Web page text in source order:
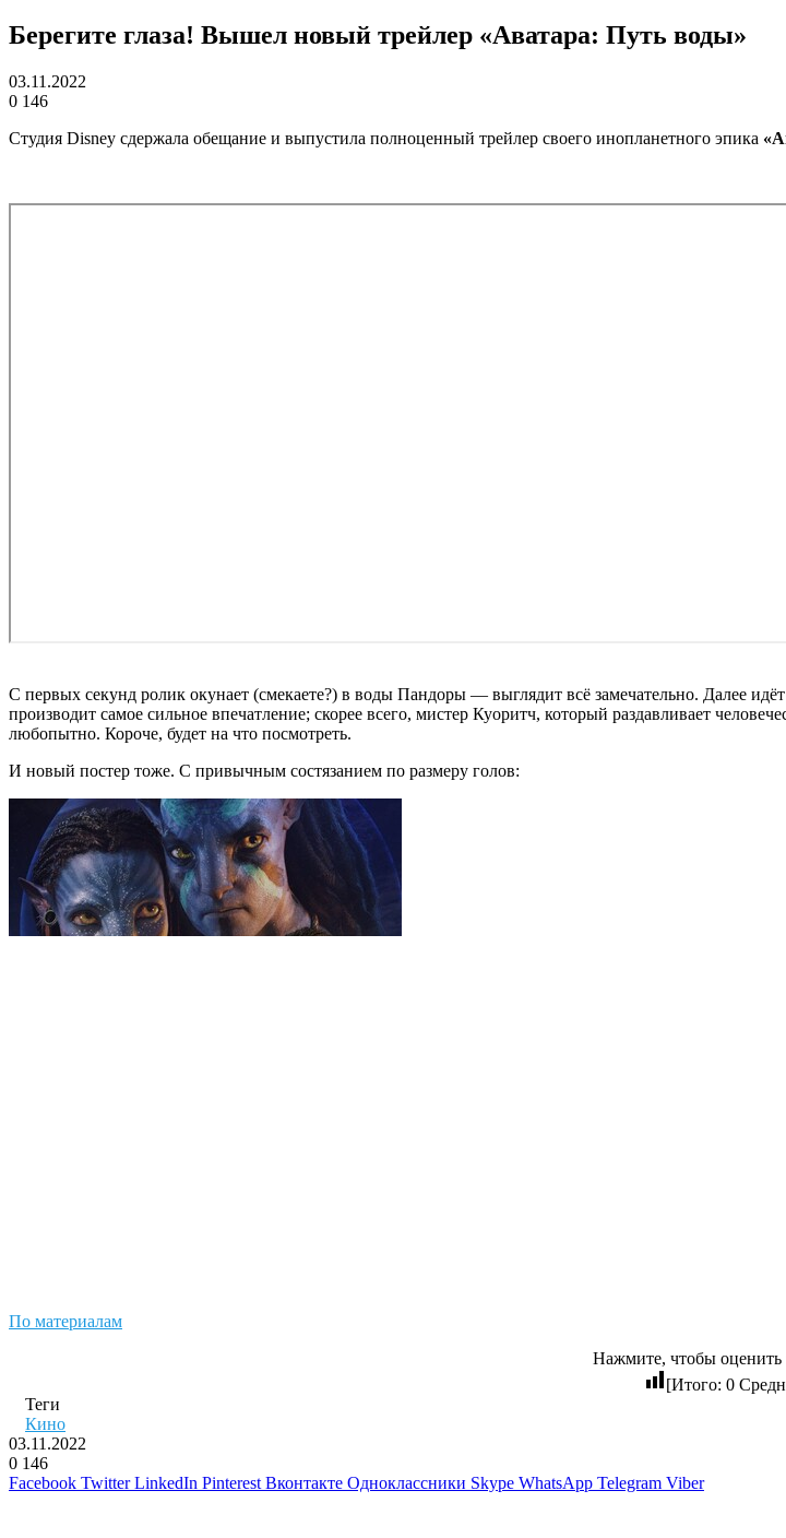
Берегите глаза! Вышел новый трейлер «Аватара: Путь воды»
03.11.2022
0 146
Студия Disney сдержала обещание и выпустила полноценный трейлер своего инопланетного эпика
С первых секунд ролик окунает (смекаете?) в воды Пандоры — выглядит всё замечательно. Далее
производит самое сильное впечатление; скорее всего, мистер Куоритч, который раздавливает
любопытно. Короче, будет на что посмотреть.
И новый постер тоже. С привычным состязанием по размеру голов:
По материалам
Нажмите, чтобы оценить
[Итого: 0
Теги
Кино
03.11.2022
0 146
Facebook Twitter LinkedIn Pinterest Вконтакте Одноклассники Skype WhatsApp Telegram Viber